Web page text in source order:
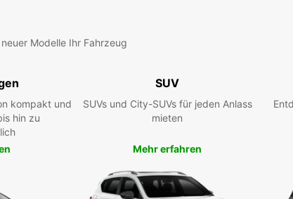
Modelle Ihr Fahrzeug
kompakt und
hin zu
SUV
SUVs und City-SUVs für jeden Anlass
mieten
Mehr erfahren